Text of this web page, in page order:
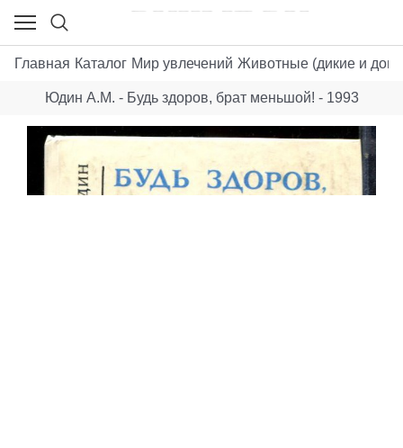
Главная Каталог Мир увлечений Животные (дикие и
Юдин А.М. - Будь здоров, брат меньшой! - 1993